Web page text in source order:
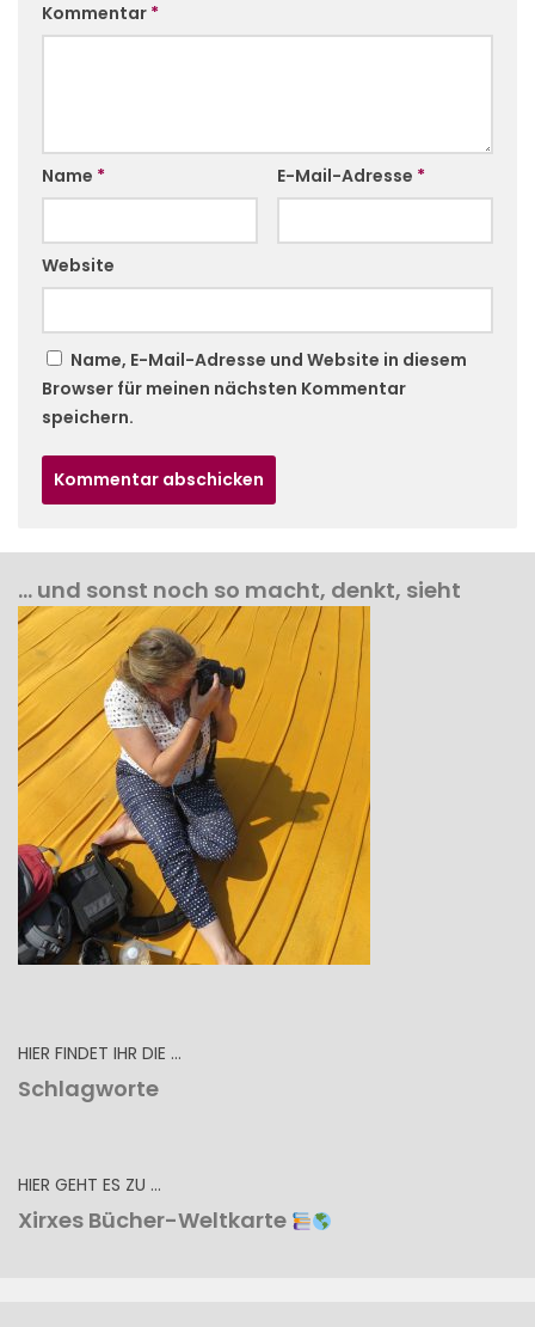
Kommentar *
Name * E-Mail-Adresse *
Website
Name, E-Mail-Adresse und Website in diesem
Browser für meinen nächsten Kommentar
speichern.
… und sonst noch so macht, denkt, sieht
HIER FINDET IHR DIE …
Schlagworte
HIER GEHT ES ZU …
Xirxes Bücher-Weltkarte